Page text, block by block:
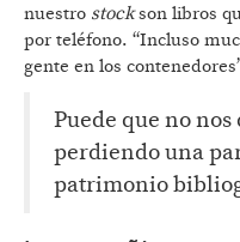
nuestro stockson libros
por teléfono. “Incluso
gente en los
Puede que no
perdiendo una
patrimonio